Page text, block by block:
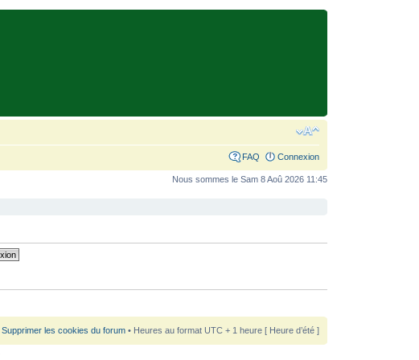
FAQ Connexion
Nous sommes le Sam 8 Aoû 2026 11:45
Supprimer les cookies du forum• Heures au format UTC + 1 heure [ Heure d’été ]